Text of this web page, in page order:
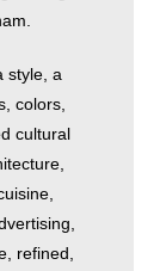
style, a
colors,
cultural
refined,